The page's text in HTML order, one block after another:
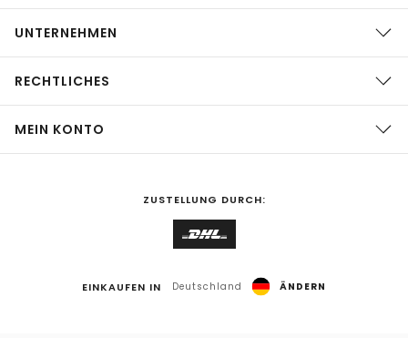
UNTERNEHMEN
RECHTLICHES
MEIN KONTO
ZUSTELLUNG DURCH:
EINKAUFEN IN Deutschland ÄNDERN